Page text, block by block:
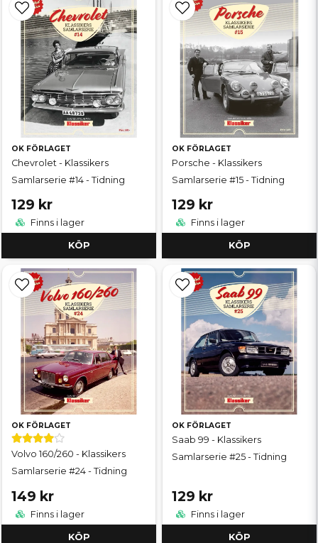
OK FÖRLAGET
Chevrolet - Klassikers
Samlarserie #14 - Tidning
129 kr
Finns i lager
KÖP
OK FÖRLAGET
Porsche - Klassikers
Samlarserie #15 - Tidning
129 kr
Finns i lager
KÖP
OK FÖRLAGET
Volvo 160/260 - Klassikers
Samlarserie #24 - Tidning
149 kr
Finns i lager
KÖP
OK FÖRLAGET
Saab 99 - Klassikers
Samlarserie #25 - Tidning
129 kr
Finns i lager
KÖP